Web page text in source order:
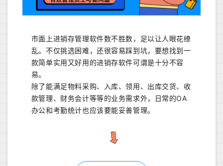
市面上进销存管理软件数不胜数，足以让人眼花缭
乱。不仅挑选困难，还很容易踩到坑，要想找到一
款简单实用又好用的进销存软件可谓是十分不容
易。
除了能满足物料采购、入库、领用、出库交货、收
款管理、财务会计等等的业务需求外，日常的OA
办公和考勤统计也应该要能妥善管理。